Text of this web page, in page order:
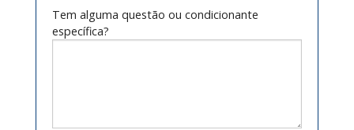
Tem alguma questão ou condicionante
específica?